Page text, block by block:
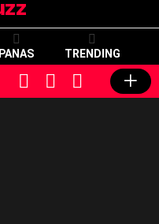
PANAS TRENDING
SWITCH
SKIN
CART LOGIN